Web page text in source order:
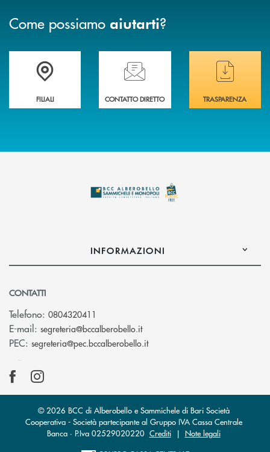
Come possiamo aiutarti?
Trova la filiale più vicina a te
FILIALI
Hai bisogno di assistenza immediata ?
CONTATTO DIRETTO
Hai bisogno di
TRASPARENZA
INFORMAZIONI
CONTATTI
Telefono: 0804320411
E-mail: segreteria@bccalberobello.it(si apre l’app di posta
PEC: segreteria@pec.bccalberobello.it(si apre l’app di posta
© 2026 BCC di Alberobello e Sammichele di Bari Società
Cooperativa - Società partecipante al Gruppo IVA Cassa Centrale
Banca · P.Iva 02529020220 Crediti| Note legali